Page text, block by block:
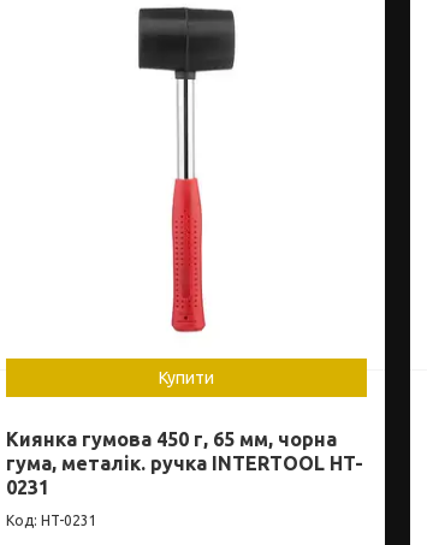
Купити
Киянка гумова 450 г, 65 мм, чорна
гума, металік. ручка INTERTOOL HT-
0231
HT-0231